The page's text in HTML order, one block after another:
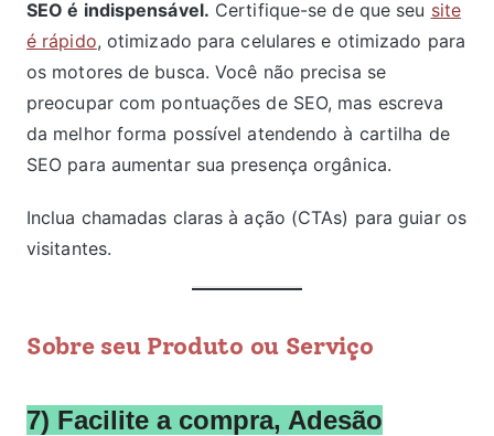
SEO é indispensável. Certifique-se de que seu site
é rápido, otimizado para celulares e otimizado para
os motores de busca. Você não precisa se
preocupar com pontuações de SEO, mas escreva
da melhor forma possível atendendo à cartilha de
SEO para aumentar sua presença orgânica.
Inclua chamadas claras à ação (CTAs) para guiar os
visitantes.
Sobre seu Produto ou Serviço
7) Facilite a compra, Adesão